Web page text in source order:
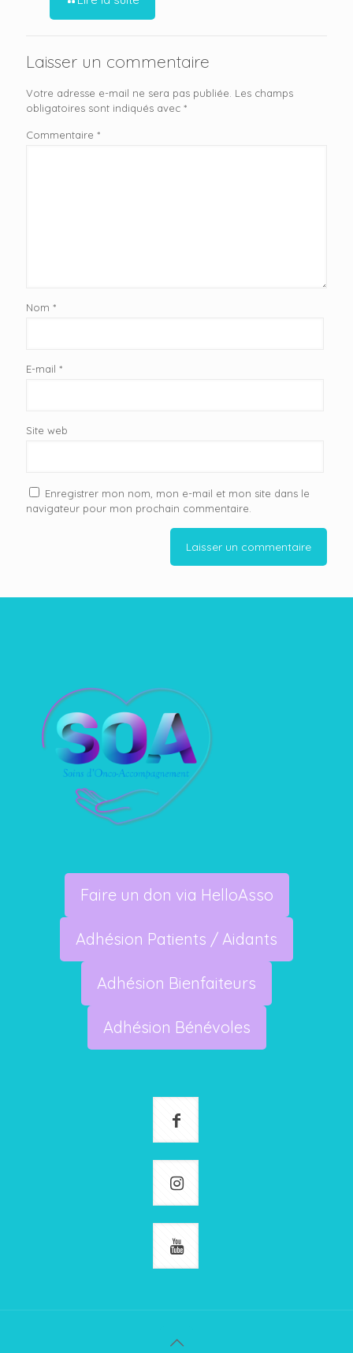
Laisser un commentaire
Votre adresse e-mail ne sera pas publiée. Les champs
obligatoires sont indiqués avec *
Commentaire *
Nom *
E-mail *
Site web
Enregistrer mon nom, mon e-mail et mon site dans le
navigateur pour mon prochain commentaire.
Faire un don via HelloAsso
Adhésion Patients / Aidants
Adhésion Bienfaiteurs
Adhésion Bénévoles